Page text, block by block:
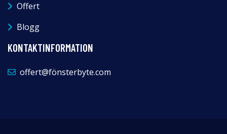
Offert
Blogg
KONTAKTINFORMATION
offert@fönsterbyte.com